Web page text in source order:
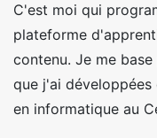
C'est moi qui
plateforme
contenu. Je me
que j'ai
en informatique au